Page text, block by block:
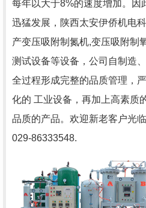
每年以大于8%的速度增加。因
迅猛发展，陕西太安伊侨机电
产变压吸附制氮机,变压吸附制
测试设备等设备，公司自制造
全过程形成完整的品质管理，
化的 工业设备，再加上高素质
品质的产品。欢迎新老客户光
029-86333548.